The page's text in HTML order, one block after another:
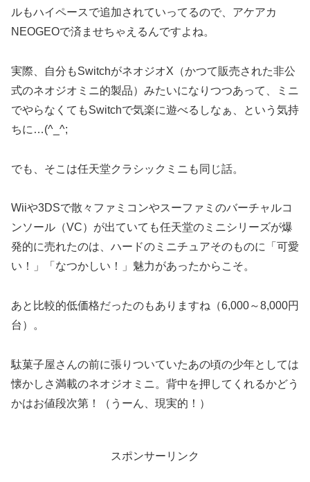
ルもハイペースで追加されていってるので、アケアカ
NEOGEOで済ませちゃえるんですよね。
実際、自分もSwitchがネオジオX（かつて販売された非公
式のネオジオミニ的製品）みたいになりつつあって、ミニ
でやらなくてもSwitchで気楽に遊べるしなぁ、という気持
ちに…(^_^;
でも、そこは任天堂クラシックミニも同じ話。
Wiiや3DSで散々ファミコンやスーファミのバーチャルコ
ンソール（VC）が出ていても任天堂のミニシリーズが爆
発的に売れたのは、ハードのミニチュアそのものに「可愛
い！」「なつかしい！」魅力があったからこそ。
あと比較的低価格だったのもありますね（6,000～8,000円
台）。
駄菓子屋さんの前に張りついていたあの頃の少年としては
懐かしさ満載のネオジオミニ。背中を押してくれるかどう
かはお値段次第！（うーん、現実的！）
スポンサーリンク